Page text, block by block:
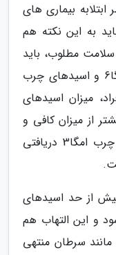
بیماری های
به این نکته هم
مطلوب، باید
میان میزان مصرف اسیدهای چرب امگا6 و اسیدهای چرب
میزان اسیدهای
بیشتر از میزان کافی و
مناسب است، در حالی که اسیدهای چرب امگا3 دریافتی
از حد اسیدهای
شود و این التهاب هم
سرطان منتهی